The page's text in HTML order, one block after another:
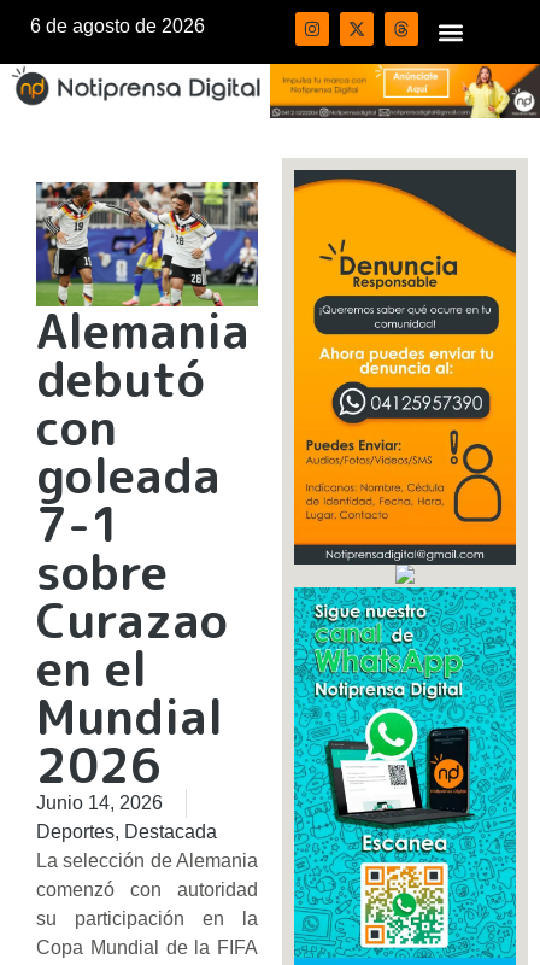
6 de agosto de 2026
Alemania
debutó
con
goleada
7-1
sobre
Curazao
en el
Mundial
2026
Junio 14, 2026
Deportes, Destacada
La selección de Alemania
comenzó con autoridad
su participación en la
Copa Mundial de la FIFA